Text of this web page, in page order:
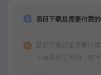
项目下载是需要付费
是的下载都是需要付
下标题旁边写的，有